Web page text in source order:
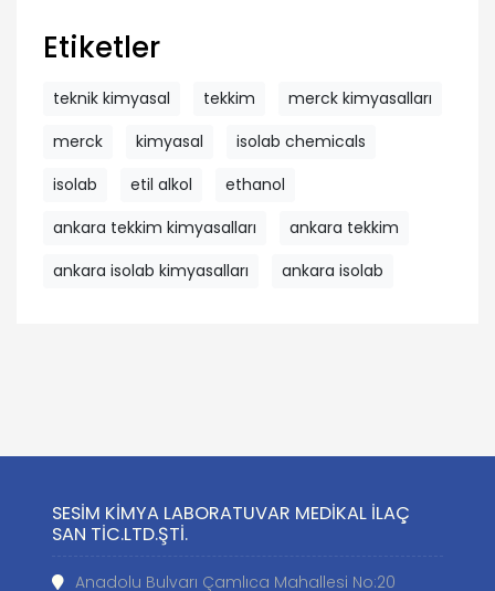
Etiketler
teknik kimyasal tekkim
merck kimyasalları
merck
kimyasal
isolab chemicals
isolab
etil alkol
ethanol
ankara tekkim kimyasalları
ankara tekkim
ankara isolab kimyasalları
ankara isolab
SESİM KİMYA LABORATUVAR MEDİKAL İLAÇ
SAN TİC.LTD.ŞTİ.
Anadolu Bulvarı Çamlıca Mahallesi No:20